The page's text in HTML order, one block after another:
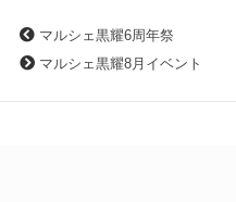
マルシェ黒耀6周年祭
マルシェ黒耀8月イベント